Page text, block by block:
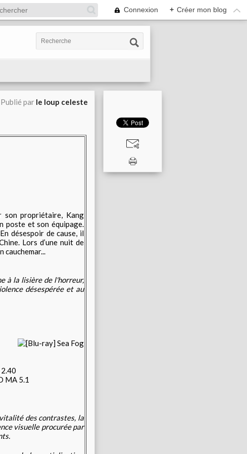
Connexion + Créer mon blog
Publié par le loup celeste
son propriétaire, Kang
poste et son équipage.
désespoir de cause, il
Lors d’une nuit de
cauchemar...
à la lisière de l'horreur,
désespérée et au
MA 5.1
des contrastes, la
visuelle procurée par